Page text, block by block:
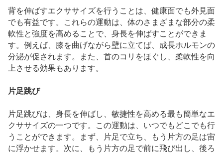
背を伸ばすエクササイズを行うことは、健康面でも外見面
でも有益です。これらの運動は、体のさまざまな部分の柔
軟性と強度を高めることで、身長を伸ばすことができま
す。例えば、膝を曲げながら壁に立てば、成長ホルモンの
分泌が促されます。また、首のコリをほぐし、柔軟性を向
上させる効果もあります。
片足跳び
片足跳びは、身長を伸ばし、敏捷性を高める最も簡単なエ
クササイズの一つです。この運動は、いつでもどこでも行
うことができます。まず、片足で立ち、もう片方の足は宙
に浮かせます。次に、もう片方の足で前に飛び出し、後ろ